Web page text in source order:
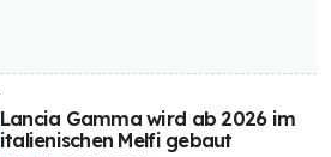
Lancia Gamma wird ab 2026 im
italienischen Melfi gebaut